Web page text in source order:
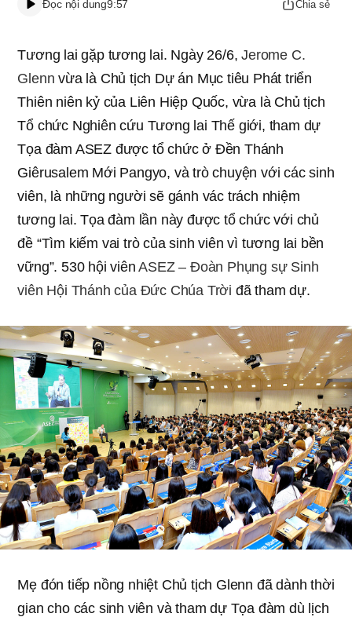
Đọc nội dung9:57 Chia sẻ
Tương lai gặp tương lai. Ngày 26/6,Jerome C.
Glenn vừa là Chủ tịch Dự án Mục tiêu Phát triển
Thiên niên kỷ của Liên Hiệp Quốc, vừa là Chủ tịch
Tổ chức Nghiên cứu Tương lai Thế giới, tham dự
Tọa đàm ASEZ được tổ chức ở Đền Thánh
Giêrusalem Mới Pangyo, và trò chuyện với các sinh
viên, là những người sẽ gánh vác trách nhiệm
tương lai. Tọa đàm lần này được tổ chức với chủ
đề “Tìm kiếm vai trò của sinh viên vì tương lai bền
vững”. 530 hội viênASEZ – Đoàn Phụng sự Sinh
viên Hội Thánh của Đức Chúa Trời đã tham dự.
Mẹ đón tiếp nồng nhiệt Chủ tịch Glenn đã dành thời
gian cho các sinh viên và tham dự Tọa đàm dù lịch